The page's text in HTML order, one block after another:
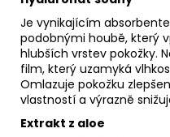
Je vynikajícím
podobnými houbě, který
hlubších vrstev pokožky.
film, který uzamyká
Omlazuje pokožku
vlastností a výrazně
Extrakt z aloe